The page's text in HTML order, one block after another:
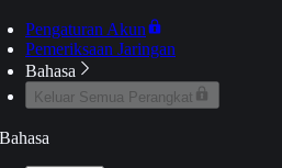
Pengaturan Akun
Pemeriksaan Jaringan
Bahasa
Keluar Semua Perangkat
Bahasa